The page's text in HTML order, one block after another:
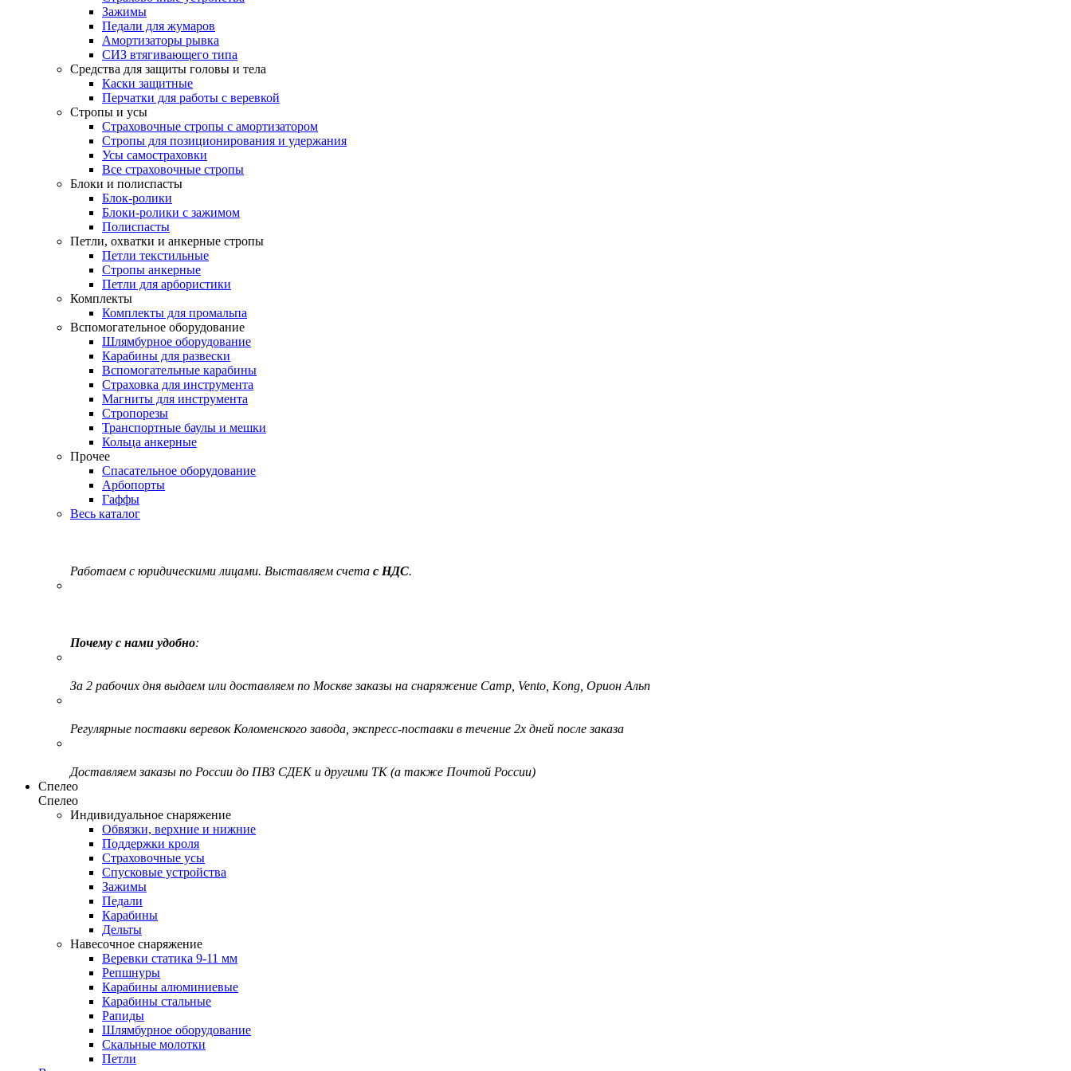
Зажимы
Педали для жумаров
Амортизаторы рывка
СИЗ втягивающего типа
Средства для защиты головы и тела
Каски защитные
Перчатки для работы с веревкой
Стропы и усы
Страховочные стропы с амортизатором
Стропы для позиционирования и удержания
Усы самостраховки
Все страховочные стропы
Блоки и полиспасты
Блок-ролики
Блоки-ролики с зажимом
Полиспасты
Петли, охватки и анкерные стропы
Петли текстильные
Стропы анкерные
Петли для арбористики
Комплекты
Комплекты для промальпа
Вспомогательное оборудование
Шлямбурное оборудование
Карабины для развески
Вспомогательные карабины
Страховка для инструмента
Магниты для инструмента
Стропорезы
Транспортные баулы и мешки
Кольца анкерные
Прочее
Спасательное оборудование
Арбопорты
Гаффы
Весь каталог
Работаем с юридическими лицами. Выставляем счета с НДС.
Почему с нами удобно:
За 2 рабочих дня выдаем или доставляем по Москве заказы на снаряжение Camp, Vento, Kong, Орион Альп
Регулярные поставки веревок Коломенского завода, экспресс-поставки в течение 2х дней после заказа
Доставляем заказы по России до ПВЗ СДЕК и другими ТК (а также Почтой России)
Спелео
Спелео
Индивидуальное снаряжение
Обвязки, верхние и нижние
Поддержки кроля
Страховочные усы
Спусковые устройства
Зажимы
Педали
Карабины
Дельты
Навесочное снаряжение
Веревки статика 9-11 мм
Репшнуры
Карабины алюминиевые
Карабины стальные
Рапиды
Шлямбурное оборудование
Скальные молотки
Петли